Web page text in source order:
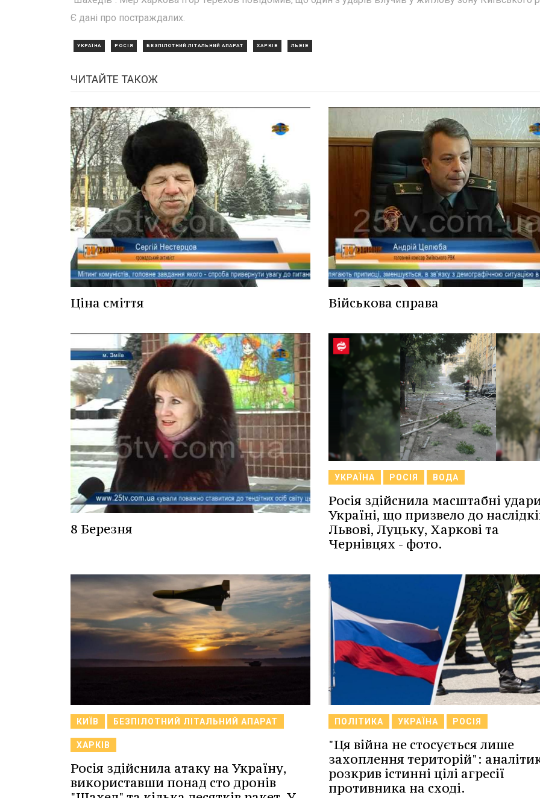
Є дані про постраждалих.
УКРАЇНА РОСІЯ БЕЗПІЛОТНИЙ ЛІТАЛЬНИЙ АПАРАТ ХАРКІВ ЛЬВІВ
ЧИТАЙТЕ ТАКОЖ
Ціна сміття Військова справа
8 Березня
УКРАЇНА РОСІЯ ВОДА
Росія здійснила масштабні
Україні, що призвело до
Львові, Луцьку, Харкові та
Чернівцях - фото.
КИЇВ БЕЗПІЛОТНИЙ ЛІТАЛЬНИЙ АПАРАТ
ХАРКІВ
Росія здійснила атаку на Україну,
використавши понад сто дронів
ПОЛІТИКА УКРАЇНА РОСІЯ
"Ця війна не стосується лише
захоплення територій":
розкрив істинні цілі агресії
противника на сході.